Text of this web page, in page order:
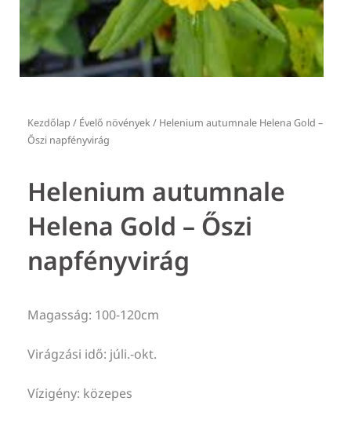
Kezdőlap / Évelő növények/ Helenium autumnale Helena Gold –
Őszi napfényvirág
Helenium autumnale
Helena Gold – Őszi
napfényvirág
Magasság: 100-120cm
Virágzási idő: júli.-okt.
Vízigény: közepes